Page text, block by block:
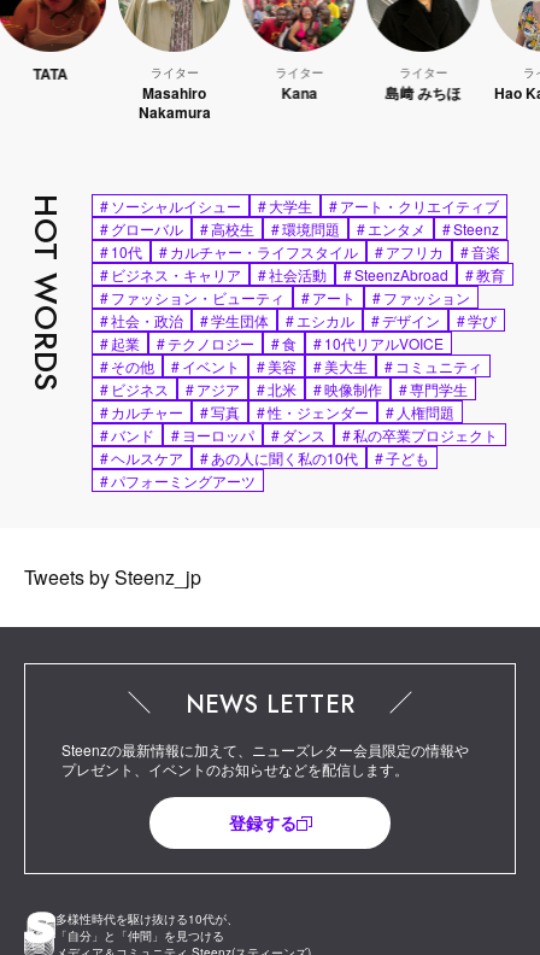
Nakamura
島﨑 みちほ Hao Kanayama
HOT WORDS #ソーシャルイシュー #大学生 #アート・クリエイティブ
#グローバル #高校生 #環境問題 #エンタメ #Steenz
#10代 #カルチャー・ライフスタイル #アフリカ #音楽
# ビジネス・キャリア #社会活動 #SteenzAbroad #教育
#ファッション・ビューティ #アート #ファッション
#社会・政治 #学生団体 #エシカル #デザイン #学び
#起業 #テクノロジー #食 #10代リアルVOICE
#その他 #イベント #美容 #美大生 # コミュニティ
# ビジネス #アジア #北米 #映像制作 #専門学生
#カルチャー #写真 #性・ジェンダー # 人権問題
#バンド #ヨーロッパ #ダンス #私の卒業プロジェクト
#ヘルスケア #あの人に聞く私の10代 #子ども
#パフォーミングアーツ
Tweets by Steenz_jp
多様性時代を駆け抜ける10代が、
「自分」と「仲間」を見つける
NEWS LETTER
Steenzの最新情報に加えて、ニューズレター会員限定の情報や
プレゼント、イベントのお知らせなどを配信します。
登録する